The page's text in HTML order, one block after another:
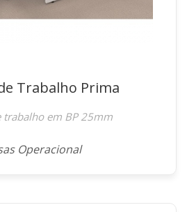
Trabalho Prima
trabalho em BP 25mm
Operacional